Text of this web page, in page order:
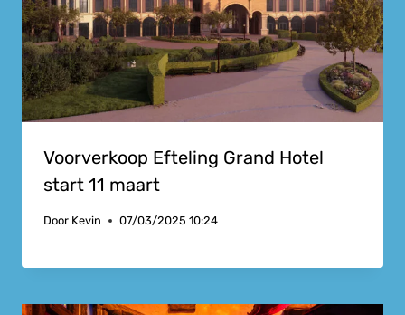
Voorverkoop Efteling Grand Hotel
start 11 maart
Door Kevin 07/03/2025 10:24